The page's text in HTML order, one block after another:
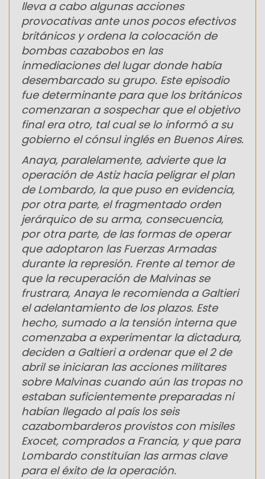
lleva a cabo algunas acciones
provocativas ante unos pocos efectivos
británicos y ordena la colocación de
bombas cazabobos en las
inmediaciones del lugar donde había
desembarcado su grupo. Este episodio
fue determinante para que los británicos
comenzaran a sospechar que el objetivo
final era otro, tal cual se lo informó a su
gobierno el cónsul inglés en Buenos Aires.
Anaya, paralelamente, advierte que la
operación de Astiz hacía peligrar el plan
de Lombardo, la que puso en evidencia,
por otra parte, el fragmentado orden
jerárquico de su arma, consecuencia,
por otra parte, de las formas de operar
que adoptaron las Fuerzas Armadas
durante la represión. Frente al temor de
que la recuperación de Malvinas se
frustrara, Anaya le recomienda a Galtieri
el adelantamiento de los plazos. Este
hecho, sumado a la tensión interna que
comenzaba a experimentar la dictadura,
deciden a Galtieri a ordenar que el 2 de
abril se iniciaran las acciones militares
sobre Malvinas cuando aún las tropas no
estaban suficientemente preparadas ni
habían llegado al país los seis
cazabombarderos provistos con misiles
Exocet, comprados a Francia, y que para
Lombardo constituían las armas clave
para el éxito de la operación.